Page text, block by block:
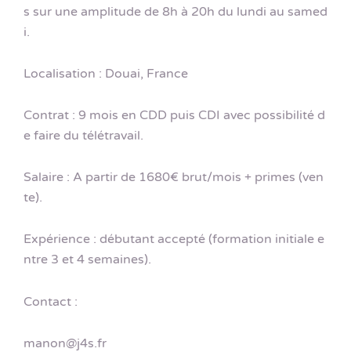
s sur une amplitude de 8h à 20h du lundi au samed
i.
Localisation : Douai, France
Contrat : 9 mois en CDD puis CDI avec possibilité d
e faire du télétravail.
Salaire : A partir de 1680€ brut/mois + primes (ven
te).
Expérience : débutant accepté (formation initiale e
ntre 3 et 4 semaines).
Contact :
manon@j4s.fr